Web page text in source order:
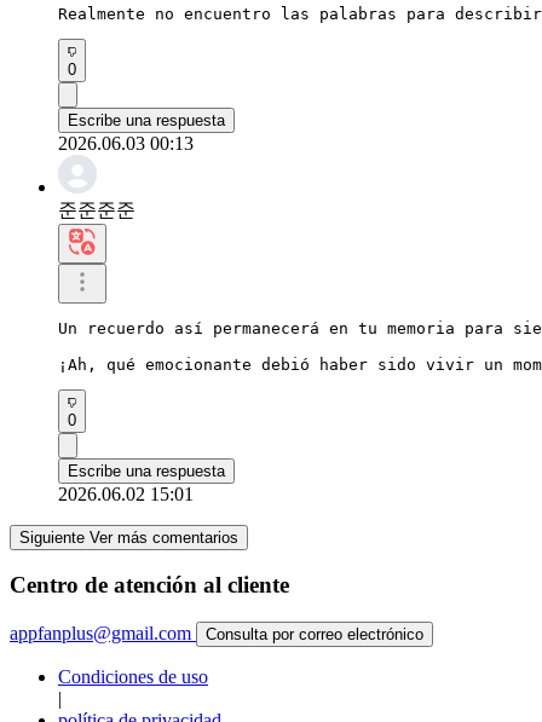
Realmente no encuentro las palabras para
0
Escribe una respuesta
2026.06.03 00:13
준준준준
Un recuerdo así permanecerá en tu memoria para
¡Ah, qué emocionante debió haber sido vivir un
0
Escribe una respuesta
2026.06.02 15:01
Siguiente Ver más comentarios
Centro de atención al cliente
appfanplus@gmail.com Consulta por correo electrónico
Condiciones de uso
|